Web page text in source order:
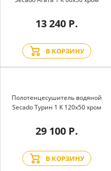
13 240 Р.
В КОРЗИНУ
Полотенцесушитель водяной
Secado Турин 1 К 120x50 хром
29 100 Р.
В КОРЗИНУ